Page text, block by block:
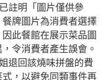
註明「圖片僅供參
牌圖片為消費者選擇
此餐館在展示菜品圖
令消費者產生誤會。
退回該燒味拼盤的費
，以避免同類事件再